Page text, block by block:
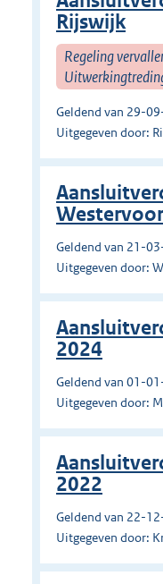
Rijswijk
Regeling
Geldend van 29-
Uitgegeven door:
Geldend van 21-
Uitgegeven door:
2024
Geldend van 01-
Uitgegeven door:
2022
Geldend van 22-
Uitgegeven door: